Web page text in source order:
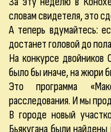
словам свидетеля, это
А теперь вдумайтесь:
достанет головой до
На конкурсе двойников
было бы иначе, на жюри
Это программа
расследования. И мы
В городе новый
Бьякугана были